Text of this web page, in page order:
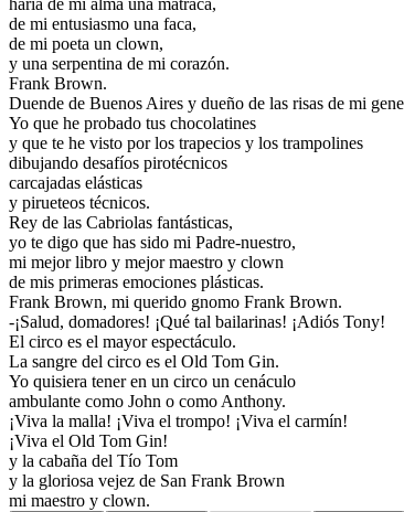
haría de mi alma una matraca,
de mi entusiasmo una faca,
de mi poeta un clown,
y una serpentina de mi corazón.
Frank Brown.
Duende de Buenos Aires y dueño de las risas de mi
Yo que he probado tus chocolatines
y que te he visto por los trapecios y los trampolines
dibujando desafíos pirotécnicos
carcajadas elásticas
y pirueteos técnicos.
Rey de las Cabriolas fantásticas,
yo te digo que has sido mi Padre-nuestro,
mi mejor libro y mejor maestro y clown
de mis primeras emociones plásticas.
Frank Brown, mi querido gnomo Frank Brown.
-¡Salud, domadores! ¡Qué tal bailarinas! ¡Adiós Tony!
El circo es el mayor espectáculo.
La sangre del circo es el Old Tom Gin.
Yo quisiera tener en un circo un cenáculo
ambulante como John o como Anthony.
¡Viva la malla! ¡Viva el trompo! ¡Viva el carmín!
¡Viva el Old Tom Gin!
y la cabaña del Tío Tom
y la gloriosa vejez de San Frank Brown
mi maestro y clown.